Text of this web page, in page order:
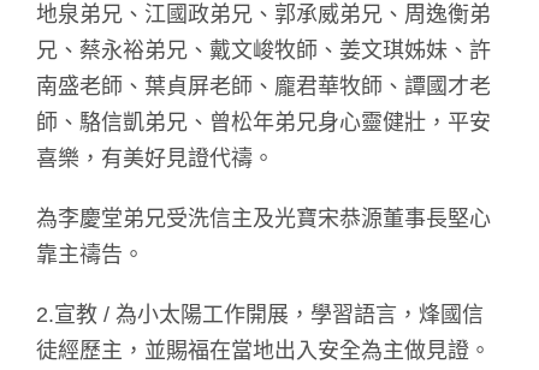
地泉弟兄、江國政弟兄、郭承威弟兄、周逸衡弟
兄、蔡永裕弟兄、戴文峻牧師、姜文琪姊妹、許
南盛老師、葉貞屏老師、龐君華牧師、譚國才老
師、駱信凱弟兄、曾松年弟兄身心靈健壯，平安
喜樂，有美好見證代禱。
為李慶堂弟兄受洗信主及光寶宋恭源董事長堅心
靠主禱告。
2.宣教 / 為小太陽工作開展，學習語言，烽國信
徒經歷主，並賜福在當地出入安全為主做見證。